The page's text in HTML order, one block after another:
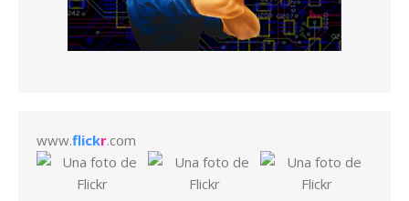
www.flickr.com